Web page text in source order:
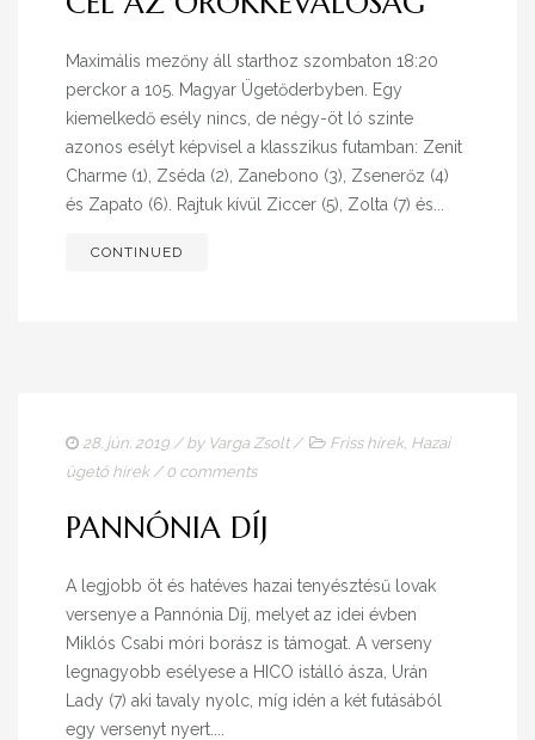
Maximális mezőny áll starthoz szombaton 18:20
perckor a 105. Magyar Ügetőderbyben. Egy
kiemelkedő esély nincs, de négy-öt ló szinte
azonos esélyt képvisel a klasszikus futamban: Zenit
Charme (1), Zséda (2), Zanebono (3), Zsenerőz (4)
és Zapato (6). Rajtuk kívül Ziccer (5), Zolta (7) és...
CONTINUED
28. jún. 2019 / by Varga Zsolt/ Friss hírek, Hazai
ügető hírek/ 0 comments
PANNÓNIA DÍJ
A legjobb öt és hatéves hazai tenyésztésű lovak
versenye a Pannónia Díj, melyet az idei évben
Miklós Csabi móri borász is támogat. A verseny
legnagyobb esélyese a HICO istálló ásza, Urán
Lady (7) aki tavaly nyolc, míg idén a két futásából
egy versenyt nyert....